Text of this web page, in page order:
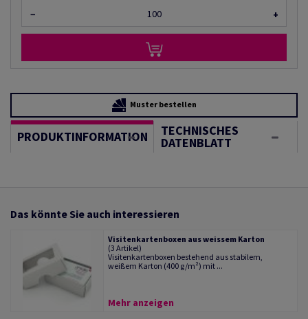
− +
Muster bestellen
PRODUKTINFORMATION TECHNISCHES
DATENBLATT
Das könnte Sie auch interessieren
Visitenkartenboxen aus weissem Karton
(3 Artikel)
Visitenkartenboxen bestehend aus stabilem,
weißem Karton (400 g/m²) mit ...
Mehr anzeigen